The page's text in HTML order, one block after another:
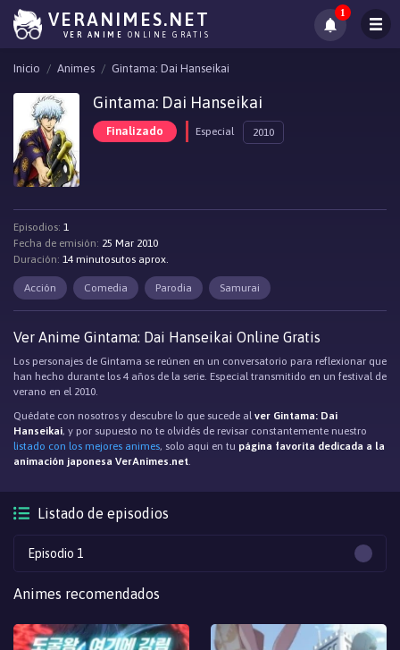
VERANIMES.NET
VER ANIME ONLINE GRATIS
1
Inicio Animes Gintama: Dai Hanseikai
Gintama: Dai Hanseikai
Finalizado Especial 2010
Episodios: 1
Fecha de emisión: 25 Mar 2010
Duración: 14 minutosutos aprox.
Acción Comedia Parodia Samurai
Ver Anime Gintama: Dai Hanseikai Online Gratis
Los personajes de Gintama se reúnen en un conversatorio para reflexionar que
han hecho durante los 4 años de la serie. Especial transmitido en un festival de
verano en el 2010.
Quédate con nosotros y descubre lo que sucede alver Gintama: Dai
Hanseikai, y por supuesto no te olvidés de revisar constantemente nuestro
listado con los mejores animes, solo aqui en tu página favorita dedicada a la
animación japonesa VerAnimes.net.
Listado de episodios
Episodio 1
Animes recomendados